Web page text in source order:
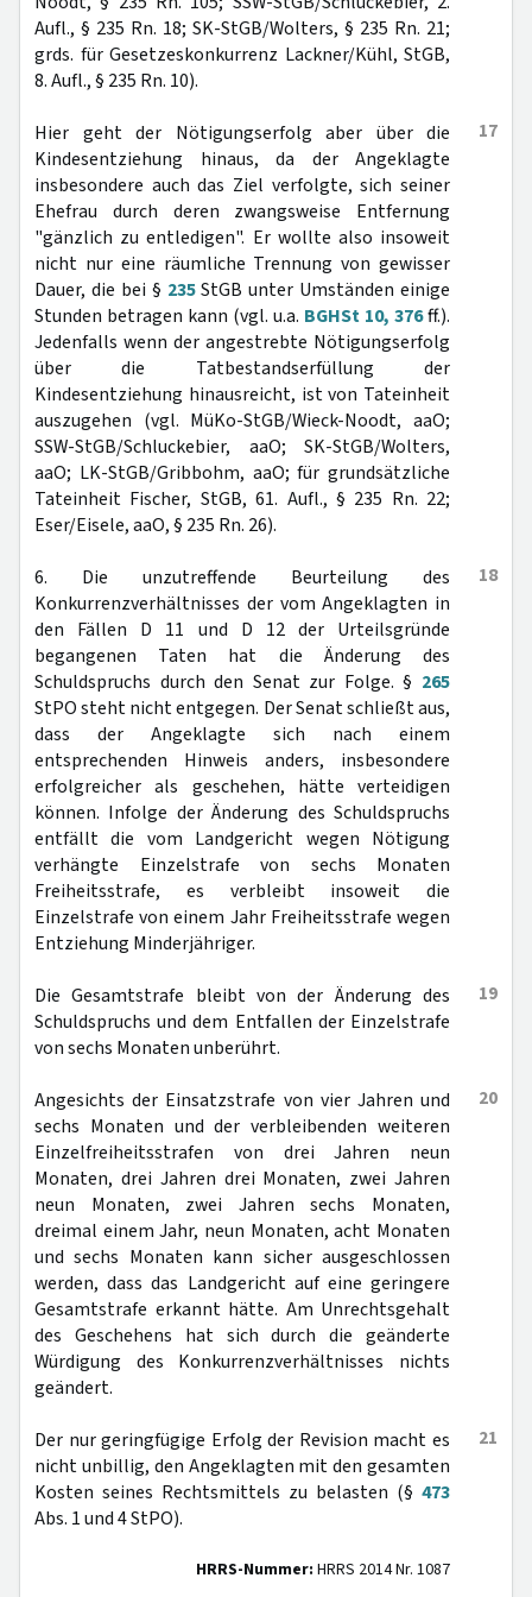
Aufl., § 235 Rn. 18; SK-StGB/Wolters, § 235 Rn. 21;
grds. für Gesetzeskonkurrenz Lackner/Kühl, StGB,
8. Aufl., § 235 Rn. 10).
17
Hier geht der Nötigungserfolg aber über die
Kindesentziehung hinaus, da der Angeklagte
insbesondere auch das Ziel verfolgte, sich seiner
Ehefrau durch deren zwangsweise Entfernung
"gänzlich zu entledigen". Er wollte also insoweit
nicht nur eine räumliche Trennung von gewisser
Dauer, die bei § 235StGB unter Umständen einige
Stunden betragen kann (vgl. u.a. BGHSt 10, 376ff.).
Jedenfalls wenn der angestrebte Nötigungserfolg
über die Tatbestandserfüllung der
Kindesentziehung hinausreicht, ist von Tateinheit
auszugehen (vgl. MüKo-StGB/Wieck-Noodt, aaO;
SSW-StGB/Schluckebier, aaO; SK-StGB/Wolters,
aaO; LK-StGB/Gribbohm, aaO; für grundsätzliche
Tateinheit Fischer, StGB, 61. Aufl., § 235 Rn. 22;
Eser/Eisele, aaO, § 235 Rn. 26).
18
6. Die unzutreffende Beurteilung des
Konkurrenzverhältnisses der vom Angeklagten in
den Fällen D 11 und D 12 der Urteilsgründe
begangenen Taten hat die Änderung des
Schuldspruchs durch den Senat zur Folge. § 265
StPO steht nicht entgegen. Der Senat schließt aus,
dass der Angeklagte sich nach einem
entsprechenden Hinweis anders, insbesondere
erfolgreicher als geschehen, hätte verteidigen
können. Infolge der Änderung des Schuldspruchs
entfällt die vom Landgericht wegen Nötigung
verhängte Einzelstrafe von sechs Monaten
Freiheitsstrafe, es verbleibt insoweit die
Einzelstrafe von einem Jahr Freiheitsstrafe wegen
Entziehung Minderjähriger.
19
Die Gesamtstrafe bleibt von der Änderung des
Schuldspruchs und dem Entfallen der Einzelstrafe
von sechs Monaten unberührt.
20
Angesichts der Einsatzstrafe von vier Jahren und
sechs Monaten und der verbleibenden weiteren
Einzelfreiheitsstrafen von drei Jahren neun
Monaten, drei Jahren drei Monaten, zwei Jahren
neun Monaten, zwei Jahren sechs Monaten,
dreimal einem Jahr, neun Monaten, acht Monaten
und sechs Monaten kann sicher ausgeschlossen
werden, dass das Landgericht auf eine geringere
Gesamtstrafe erkannt hätte. Am Unrechtsgehalt
des Geschehens hat sich durch die geänderte
Würdigung des Konkurrenzverhältnisses nichts
geändert.
21
Der nur geringfügige Erfolg der Revision macht es
nicht unbillig, den Angeklagten mit den gesamten
Kosten seines Rechtsmittels zu belasten (§ 473
Abs. 1 und 4 StPO).
HRRS-Nummer: HRRS 2014 Nr. 1087